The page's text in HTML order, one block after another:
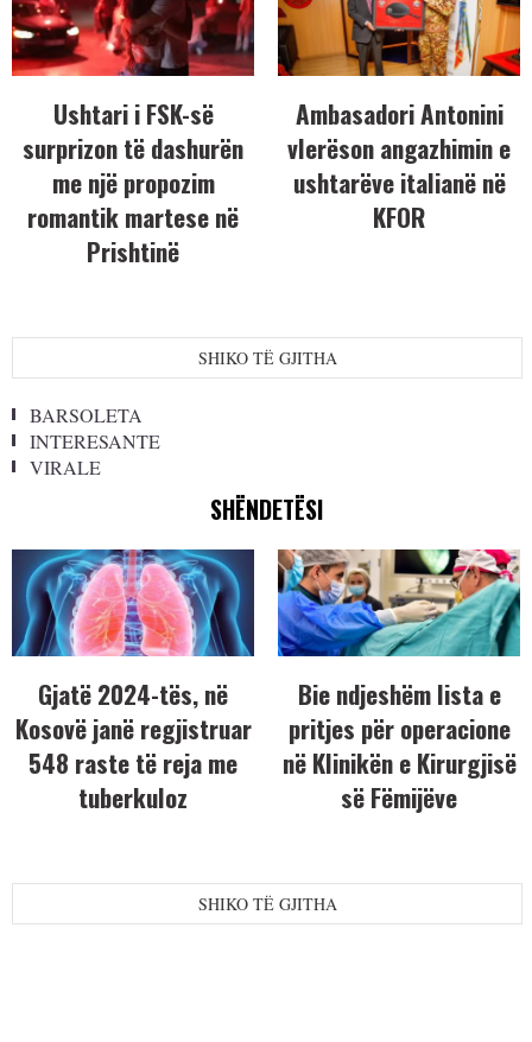
Ushtari i FSK-së
surprizon të dashurën
me një propozim
romantik martese në
Prishtinë
Ambasadori Antonini
vlerëson angazhimin e
ushtarëve italianë në
KFOR
SHIKO TË GJITHA
BARSOLETA
INTERESANTE
VIRALE
SHËNDETËSI
Gjatë 2024-tës, në
Kosovë janë regjistruar
548 raste të reja me
tuberkuloz
Bie ndjeshëm lista e
pritjes për operacione
në Klinikën e Kirurgjisë
së Fëmijëve
SHIKO TË GJITHA